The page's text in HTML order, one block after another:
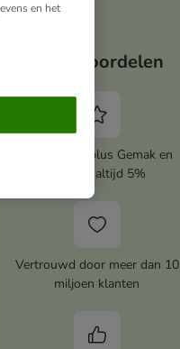
Jouw voordelen
Activeer zooplus Gemak en
bespaar altijd 5%
Vertrouwd door meer dan 10
miljoen klanten
en het